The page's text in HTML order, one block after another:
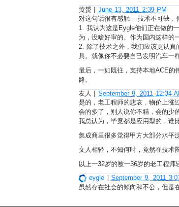
黄赟
June 13, 2011 2:39 PM
对这句话很有感触----技术不可缺，
1. 我认为这是Eygle他们正在做的
为，没啥好审的。作为国内这样的
2. 除了技术之外，我们应该更认真
具。就像你不必要自己发明汽车一
最后，一如既往，支持本地ACE的
路。
友人
September 9, 2011 12:34
是的，老工程师的悲哀，物价上涨
会的多了，别人说你不精，会的少
我总认为，毕竟都是应用型的，谁
集成商里很多觉得甲方大部分水平
文人相轻，不知何时，竟然在技术
以上一32岁的被一36岁的老工程师
eygle
September 9, 2011
虽然存在社会的倾向和不公，但是